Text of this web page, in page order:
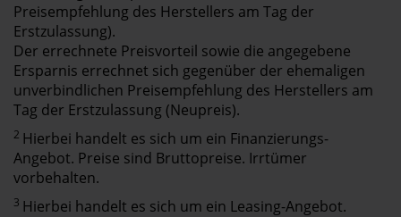
Preisempfehlung des Herstellers am Tag der
Erstzulassung).
Der errechnete Preisvorteil sowie die angegebene
Ersparnis errechnet sich gegenüber der ehemaligen
unverbindlichen Preisempfehlung des Herstellers am
Tag der Erstzulassung (Neupreis).
2 Hierbei handelt es sich um ein Finanzierungs-
Angebot. Preise sind Bruttopreise. Irrtümer
vorbehalten.
3 Hierbei handelt es sich um ein Leasing-Angebot.